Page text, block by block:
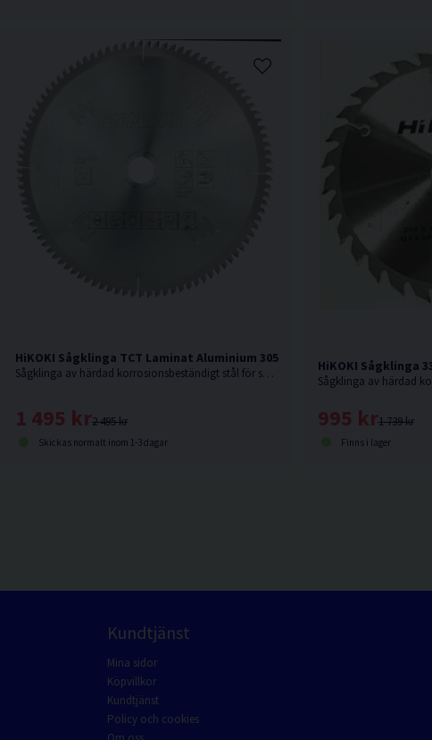
HiKOKI Sågklinga TCT Laminat Aluminium 305x30x2,8mm 96T
Sågklinga av härdad korrosionsbeständigt stål för sågning i hårda och mjuka träslag och även aluminiumsmaterialer.
2 495 kr
1 495 kr
Skickas normalt inom 1-3 dagar
HiKOKI Sågklinga
1 739 kr
995 kr
Finns i lager
Kundtjänst
Mina sidor
Köpvillkor
Kundtjänst
Policy och cookies